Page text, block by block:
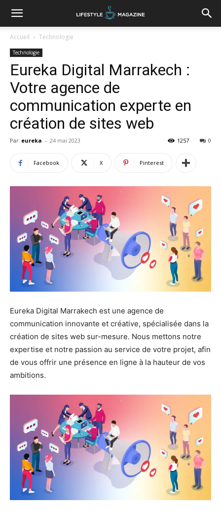
Accueil Technologie
Technologie
Eureka Digital Marrakech :
Votre agence de
communication experte en
création de sites web
Par eureka - 24 mai 2023 0
1257
Facebook X Pinterest
Eureka Digital Marrakech est une agence de
communication innovante et créative, spécialisée dans la
création de sites web sur-mesure. Nous mettons notre
expertise et notre passion au service de votre projet, afin
de vous offrir une présence en ligne à la hauteur de vos
ambitions.